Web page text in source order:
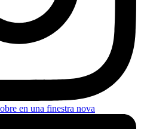
en una finestra nova